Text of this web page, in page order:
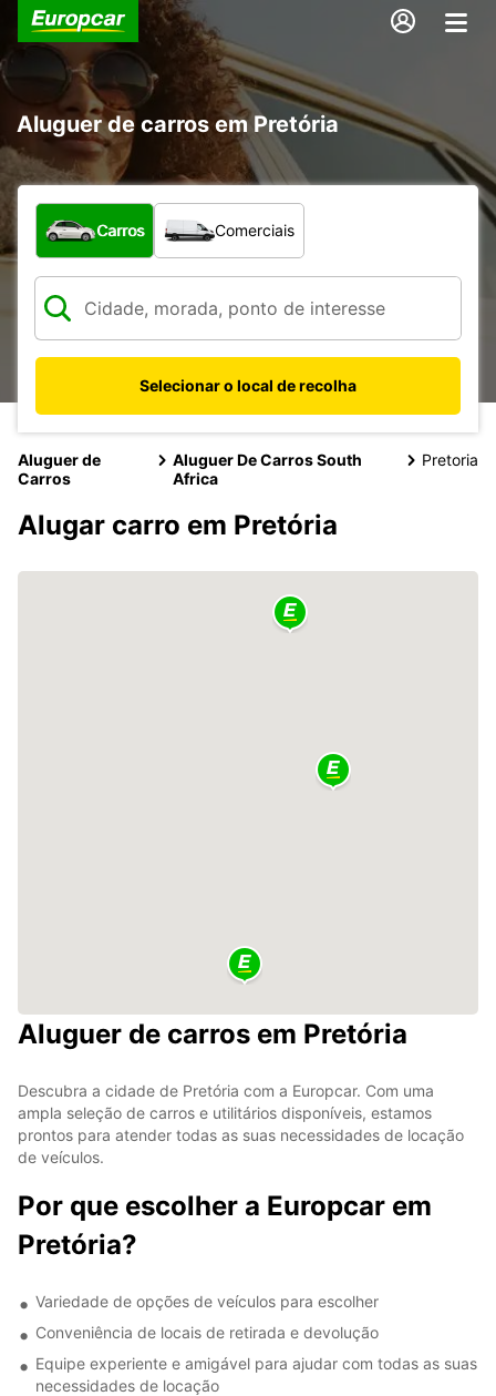
Aluguer de carros em Pretória
Que tipo de veículo pretende?
Carros Comerciais
Selecionar o local de recolha
Aluguer de
Carros
Aluguer De Carros South
Africa
Pretoria
Alugar carro em Pretória
Aluguer de carros em Pretória
Descubra a cidade de Pretória com a Europcar. Com uma
ampla seleção de carros e utilitários disponíveis, estamos
prontos para atender todas as suas necessidades de locação
de veículos.
Por que escolher a Europcar em
Pretória?
Variedade de opções de veículos para escolher
Conveniência de locais de retirada e devolução
Equipe experiente e amigável para ajudar com todas as suas
necessidades de locação